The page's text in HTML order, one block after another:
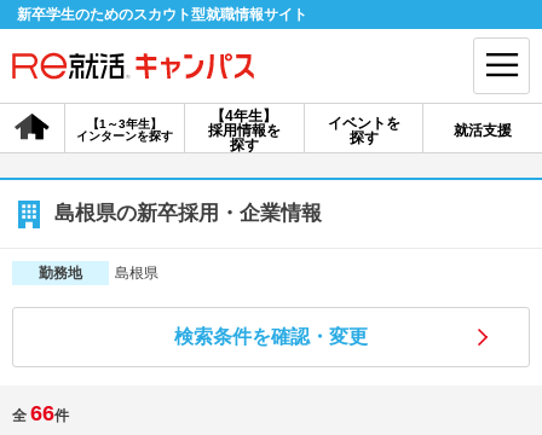
新卒学生のためのスカウト型就職情報サイト
【4年生】
採用情報を
探す
【1～3年生】
インターンを探す
イベントを
探す
就活支援
会員登録 ログイン
会員ID・パスワードを忘れた方はこちら
探す
【4年生】
【1～3年生】
島根県の新卒採用・企業情報
勤務地 島根県
検索条件を確認・変更
全 66件